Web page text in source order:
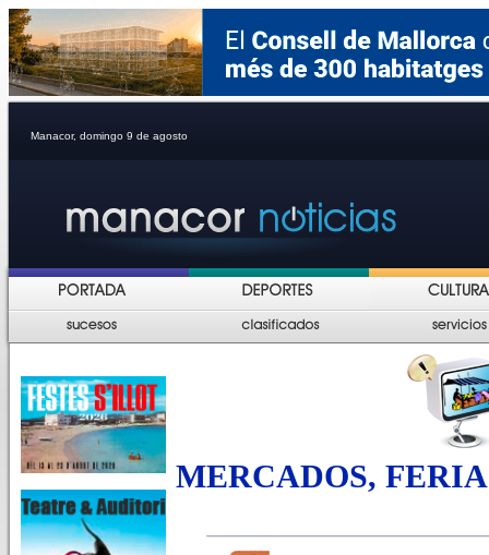
Manacor, domingo 9 de agosto
MERCADOS,